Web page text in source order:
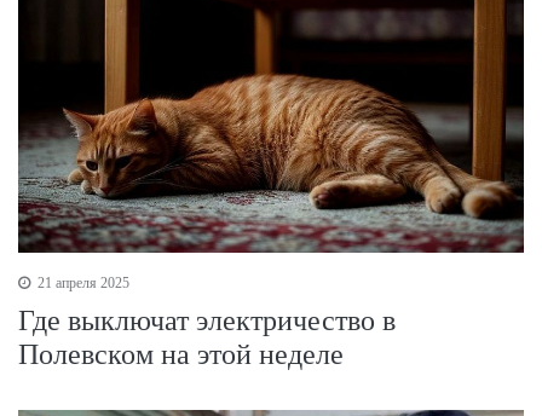
21 апреля 2025
Где выключат электричество в
Полевском на этой неделе